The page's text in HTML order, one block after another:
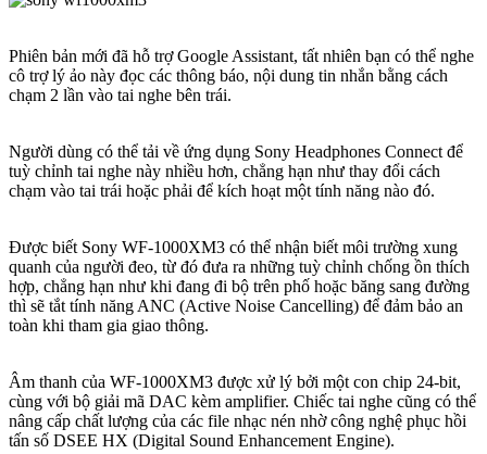
Phiên bản mới đã hỗ trợ Google Assistant, tất nhiên bạn có thể nghe
cô trợ lý ảo này đọc các thông báo, nội dung tin nhắn bằng cách
chạm 2 lần vào tai nghe bên trái.
Người dùng có thể tải về ứng dụng Sony Headphones Connect để
tuỳ chỉnh tai nghe này nhiều hơn, chẳng hạn như thay đổi cách
chạm vào tai trái hoặc phải để kích hoạt một tính năng nào đó.
Được biết Sony WF-1000XM3 có thể nhận biết môi trường xung
quanh của người đeo, từ đó đưa ra những tuỳ chỉnh chống ồn thích
hợp, chẳng hạn như khi đang đi bộ trên phố hoặc băng sang đường
thì sẽ tắt tính năng ANC (Active Noise Cancelling) để đảm bảo an
toàn khi tham gia giao thông.
Âm thanh của WF-1000XM3 được xử lý bởi một con chip 24-bit,
cùng với bộ giải mã DAC kèm amplifier. Chiếc tai nghe cũng có thể
nâng cấp chất lượng của các file nhạc nén nhờ công nghệ phục hồi
tấn số DSEE HX (Digital Sound Enhancement Engine).